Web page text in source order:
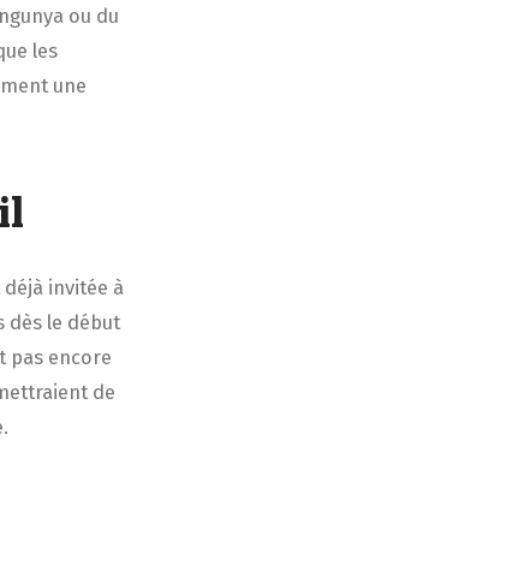
ou du
les
une
invitée à
dès le début
pas encore
de